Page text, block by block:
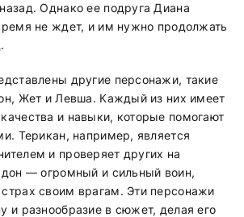
Однако ее подруга Диана
не ждет, и им нужно продолжать
другие персонажи, такие
Жет и Левша. Каждый из них имеет
и навыки, которые помогают
Терикан, например, является
и проверяет других на
— огромный и сильный воин,
своим врагам. Эти персонажи
и разнообразие в сюжет, делая его